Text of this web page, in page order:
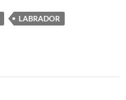
LABRADOR